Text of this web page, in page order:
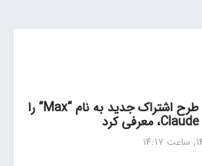
آنتروپیک امروز یک طرح اشتراک جدید به نام “Max” را